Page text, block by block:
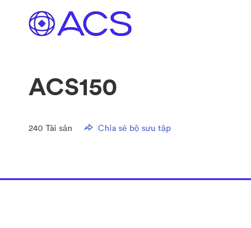
ACS150
240 Tài sản Chia sẻ bộ sưu tập